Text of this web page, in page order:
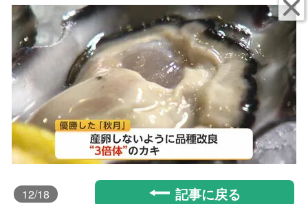
12/18 記事に戻る